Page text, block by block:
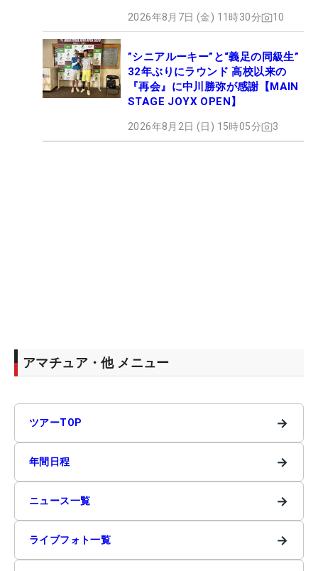
2026年8月7日 (金) 11時30分 10
”シニアルーキー”と“義足の同級生”
32年ぶりにラウンド 高校以来の
『再会』に中川勝弥が感謝【MAIN
STAGE JOYX OPEN】
2026年8月2日 (日) 15時05分 3
アマチュア・他 メニュー
ツアーTOP →
年間日程 →
ニュース一覧 →
ライブフォト一覧 →